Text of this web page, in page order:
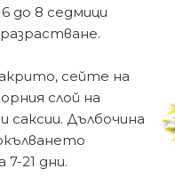
до 8 седмици
сейте на
слой на
Дълбочина
21 дни.